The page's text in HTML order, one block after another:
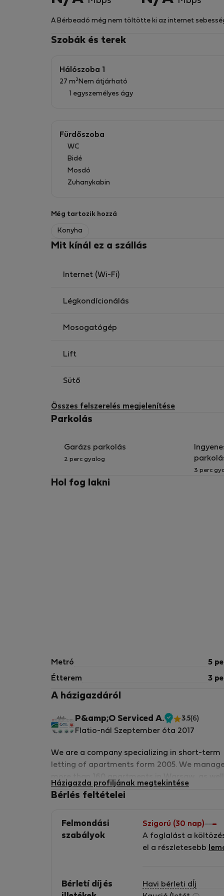
A Bérbeadó még nem töltötte ki az internet
Szobák és terek
Hálószoba 1
27 m2 Nem átjárható
1 egyszemélyes ágy
Fürdőszoba
WC
Bidé
Mosdó
Zuhanykabin
Még tartozik hozzá
Konyha
Mit kínál ez a szállás
Internet (Wi-Fi)
Légkondícionálás
Mosogatógép
Lift
Sütő
Összes felszerelés megjelenítése
Parkolás
Garázs parkolás
2 perc gyalog
3 perc
Hol fog lakni
Metró 5
Étterem 3
A házigazdáról
P&amp;O Serviced A.
Ellenőrzött
3.5(6)
Flatio-nál Szeptember óta 2017
We are a company specializing in short-term
letting of apartments form 2005. We
Costa del Sol (Spain). We are proud to be a
operated serviced apartment providers across
the globe and are united under a single
representation, distribution, sales and
of the Association of International Property
Házigazda profiljának megtekintése
Bérlés feltételei
Felmondási
szabályok
Szigorú (30 nap)
A foglalást a
el a részletesebb
Bérletí díj és
Havi bérleti dÍj